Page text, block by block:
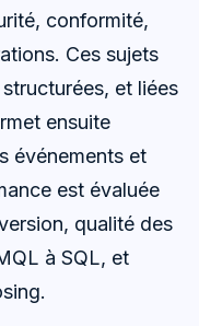
conformité,
Ces sujets
et liées
ensuite
événements et
est évaluée
qualité des
à SQL, et